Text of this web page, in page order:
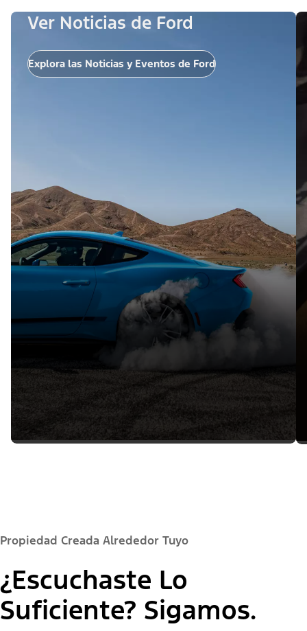
Ver Noticias de Ford
Explora las Noticias y Eventos de Ford
Propiedad Creada Alrededor Tuyo
¿Escuchaste Lo
Suficiente? Sigamos.